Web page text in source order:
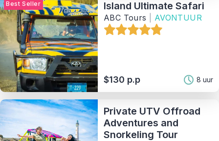
Best Seller Island Ultimate Safari
ABC Tours AVONTUUR
$130 p.p 8 uur
Private UTV Offroad
Adventures and
Snorkeling Tour